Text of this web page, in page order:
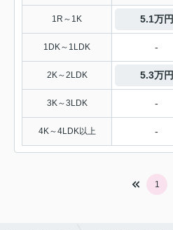
1R～1K 5.1万円
1DK～1LDK -
2K～2LDK 5.3万円
3K～3LDK -
4K～4LDK以上 -
1